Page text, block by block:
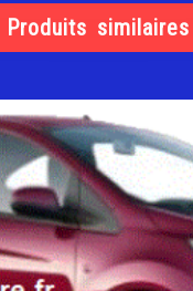
Produits similaires